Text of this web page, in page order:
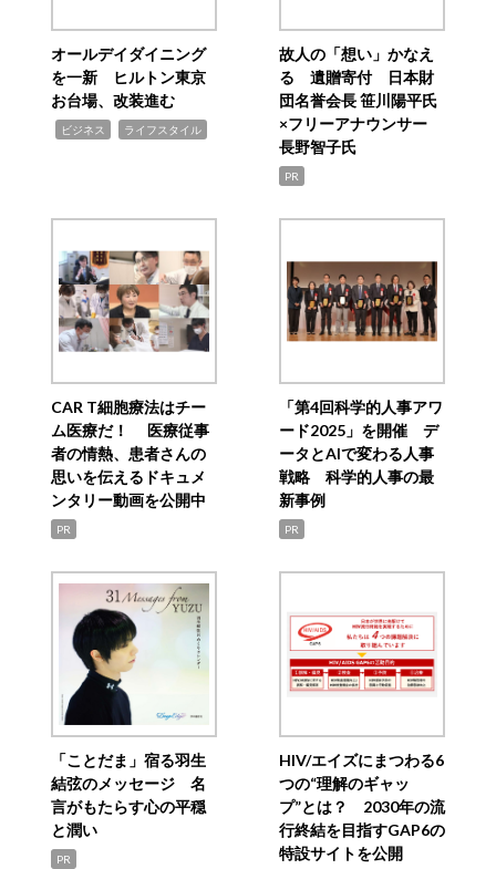
オールデイダイニング
を一新 ヒルトン東京
お台場、改装進む
ビジネス ライフスタイル
故人の「想い」かなえ
る 遺贈寄付 日本財
団名誉会長 笹川陽平氏
×フリーアナウンサー
長野智子氏
PR
CAR T細胞療法はチー
ム医療だ！ 医療従事
者の情熱、患者さんの
思いを伝えるドキュメ
ンタリー動画を公開中
PR
「第4回科学的人事アワ
ード2025」を開催 デ
ータとAIで変わる人事
戦略 科学的人事の最
新事例
PR
「ことだま」宿る羽生
結弦のメッセージ 名
言がもたらす心の平穏
と潤い
PR
HIV/エイズにまつわる6
つの“理解のギャッ
プ”とは？ 2030年の流
行終結を目指すGAP6の
特設サイトを公開